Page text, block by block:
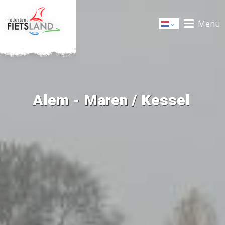
Dutch Menu
Alem - Maren / Kessel